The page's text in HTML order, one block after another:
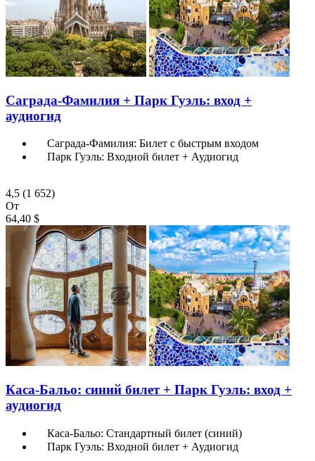
Саграда-Фамилия + Парк Гуэль: вход +
аудиогид
Саграда-Фамилия: Билет с быстрым входом
Парк Гуэль: Входной билет + Аудиогид
4,5 (1 652)
От
64,40 $
Каса-Бальо: синий билет + Парк Гуэль: вход +
аудиогид
Каса-Бальо: Стандартный билет (синий)
Парк Гуэль: Входной билет + Аудиогид